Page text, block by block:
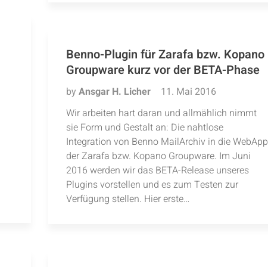
Benno-Plugin für Zarafa bzw. Kopano
Groupware kurz vor der BETA-Phase
by Ansgar H. Licher
11. Mai 2016
Wir arbeiten hart daran und allmählich nimmt
sie Form und Gestalt an: Die nahtlose
Integration von Benno MailArchiv in die WebApp
der Zarafa bzw. Kopano Groupware. Im Juni
2016 werden wir das BETA-Release unseres
Plugins vorstellen und es zum Testen zur
Verfügung stellen. Hier erste…